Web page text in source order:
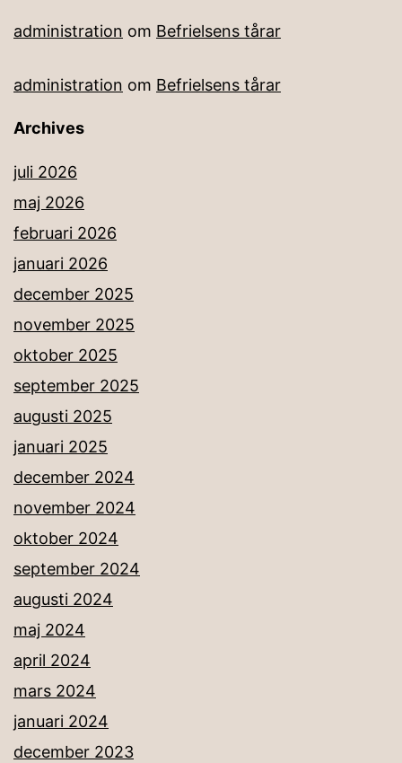
administration om Befrielsens tårar
administration om Befrielsens tårar
Archives
juli 2026
maj 2026
februari 2026
januari 2026
december 2025
november 2025
oktober 2025
september 2025
augusti 2025
januari 2025
december 2024
november 2024
oktober 2024
september 2024
augusti 2024
maj 2024
april 2024
mars 2024
januari 2024
december 2023